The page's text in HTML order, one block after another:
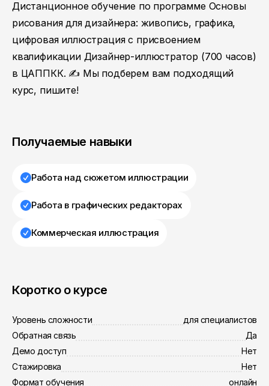
Дистанционное обучение по программе Основы
рисования для дизайнера: живопись, графика,
цифровая иллюстрация с присвоением
квалификации Дизайнер-иллюстратор (700 часов)
в ЦАППКК. ✍ Мы подберем вам подходящий
курс, пишите!
Получаемые навыки
Работа над сюжетом иллюстрации
Работа в графических редакторах
Коммерческая иллюстрация
Коротко о курсе
Уровень сложности
для специалистов
Обратная связь
Да
Демо доступ
Нет
Стажировка
Нет
Формат обучения
онлайн